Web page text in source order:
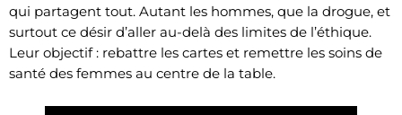
qui partagent tout. Autant les hommes, que la drogue, et
surtout ce désir d’aller au-delà des limites de l’éthique.
Leur objectif : rebattre les cartes et remettre les soins de
santé des femmes au centre de la table.